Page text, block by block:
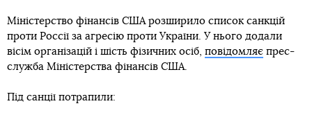
Міністерство фінансів США розширило список санкцій
проти Россії за агресію проти України. У нього додали
вісім організацій і шість фізичних осіб, повідомляє прес-
служба Міністерства фінансів США.
Під санції потрапили: